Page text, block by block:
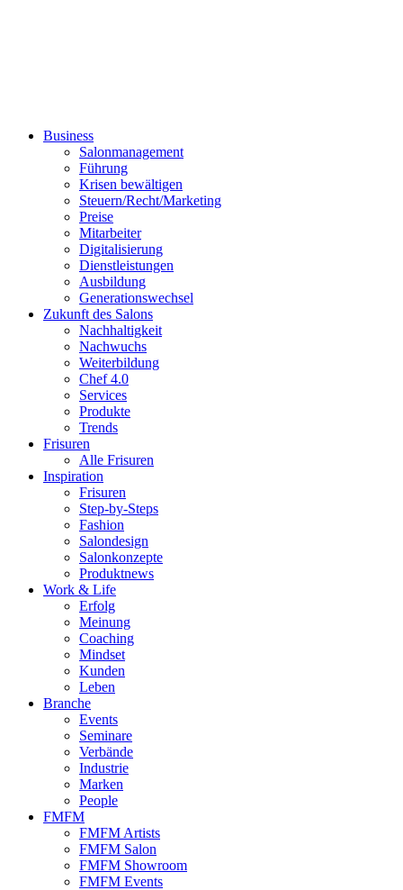
Business
Salonmanagement
Führung
Krisen bewältigen
Steuern/Recht/Marketing
Preise
Mitarbeiter
Digitalisierung
Dienstleistungen
Ausbildung
Generationswechsel
Zukunft des Salons
Nachhaltigkeit
Nachwuchs
Weiterbildung
Chef 4.0
Services
Produkte
Trends
Frisuren
Alle Frisuren
Inspiration
Frisuren
Step-by-Steps
Fashion
Salondesign
Salonkonzepte
Produktnews
Work & Life
Erfolg
Meinung
Coaching
Mindset
Kunden
Leben
Branche
Events
Seminare
Verbände
Industrie
Marken
People
FMFM
FMFM Artists
FMFM Salon
FMFM Showroom
FMFM Events